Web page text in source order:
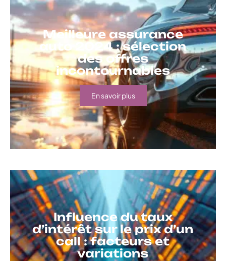
Meilleure assurance
auto 2024 : sélection
des offres
incontournables
En savoir plus
Influence du taux
d’intérêt sur le prix d’un
call : facteurs et
variations